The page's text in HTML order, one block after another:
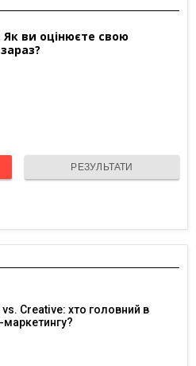
ви оцінюєте свою
РЕЗУЛЬТАТИ
Creative: хто головний в